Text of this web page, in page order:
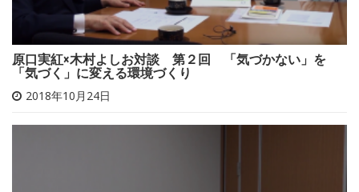
原口実紅×木村よしお対談 第２回 「気づかない」を
「気づく」に変える環境づくり
2018年10月24日